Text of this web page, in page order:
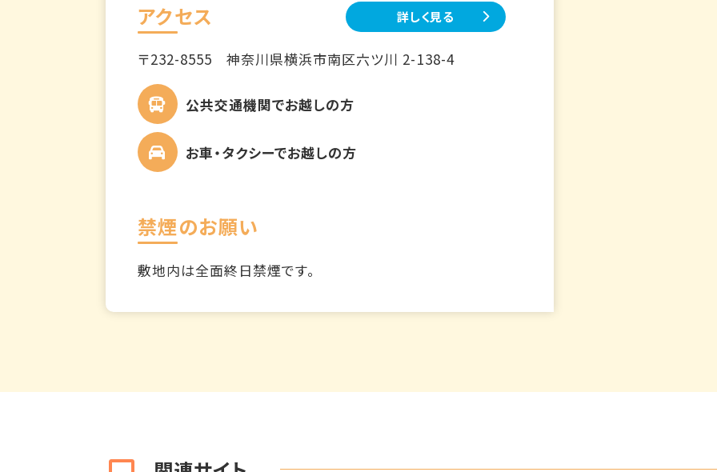
アクセス 詳しく見る
〒232-8555神奈川県横浜市南区六ツ川 2-138-4
公共交通機関でお越しの方
お車・タクシーでお越しの方
禁煙のお願い
敷地内は全面終日禁煙です。